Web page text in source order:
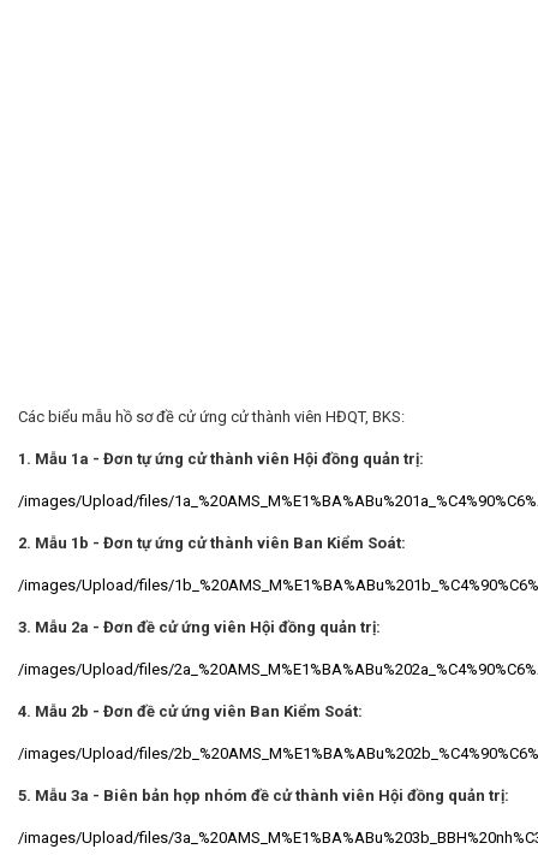
Các biểu mẫu hồ sơ đề cử ứng cử thành viên HĐQT, BKS:
1. Mẫu 1a - Đơn tự ứng cử thành viên Hội đồng quản trị:
/images/Upload/files/
2. Mẫu 1b - Đơn tự ứng cử thành viên Ban Kiểm Soát:
/images/Upload/files/
3. Mẫu 2a - Đơn đề cử ứng viên Hội đồng quản trị:
/images/Upload/files/
4. Mẫu 2b - Đơn đề cử ứng viên Ban Kiểm Soát:
/images/Upload/files/
5. Mẫu 3a - Biên bản họp nhóm đề cử thành viên Hội đồng quản trị:
/images/Upload/files/